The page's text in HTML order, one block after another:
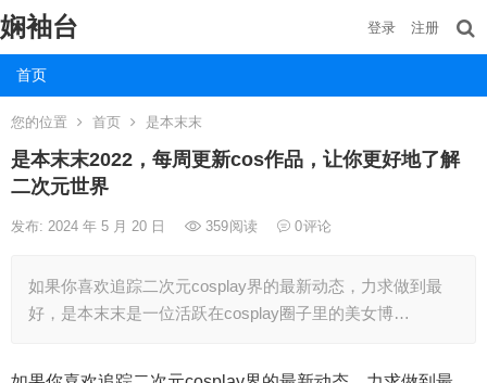
娴袖台
首页
登录 注册
您的位置 首页 是本末末
是本末末2022，每周更新cos作品，让你更好地了解
二次元世界
发布: 2024 年 5 月 20 日 359阅读 0评论
如果你喜欢追踪二次元cosplay界的最新动态，力求做到最
好，是本末末是一位活跃在cosplay圈子里的美女博…